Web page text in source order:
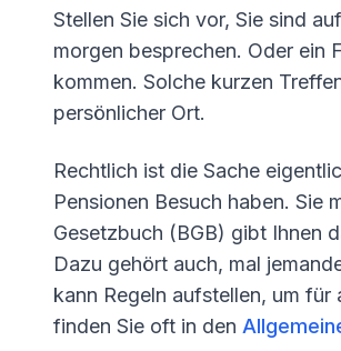
Stellen Sie sich vor, Sie sind
morgen besprechen. Oder ein
kommen. Solche kurzen
persönlicher Ort.
Rechtlich ist die Sache
Pensionen Besuch haben. Sie
Gesetzbuch (BGB) gibt Ihnen
Dazu gehört auch, mal
kann Regeln aufstellen, um für
finden Sie oft in den